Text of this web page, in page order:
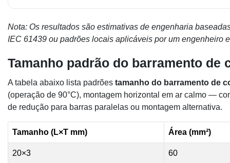
Nota: Os resultados são estimativas de engenharia
IEC 61439 ou padrões locais aplicáveis ​​por um engenheiro
Tamanho padrão do barramento
A tabela abaixo lista padrões tamanho do barramento de
(operação de 90°C), montagem horizontal em ar calmo —
de redução para barras paralelas ou montagem alternativa.
Tamanho (L×T mm) Área (mm²)
20×3 60